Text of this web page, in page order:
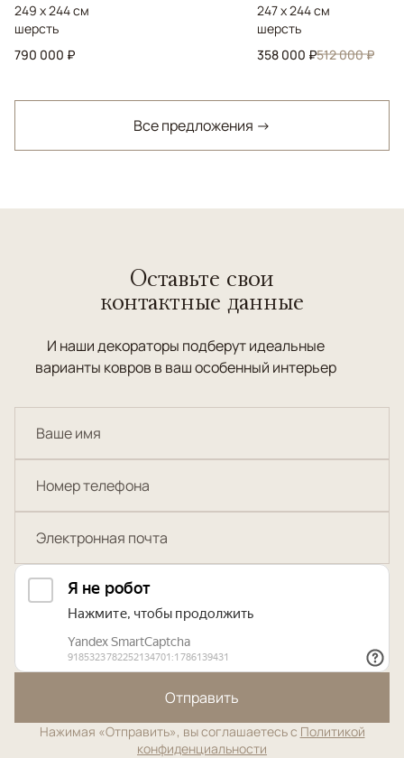
249 x 244 см
шерсть
790 000 ₽
247 x 244 см
шерсть
358 000 ₽512 000 ₽
Все предложения →
Оставьте свои
контактные данные
И наши декораторы подберут идеальные
варианты ковров в ваш особенный интерьер
Отправить
Нажимая «Отправить», вы соглашаетесь с Политикой
конфиденциальности